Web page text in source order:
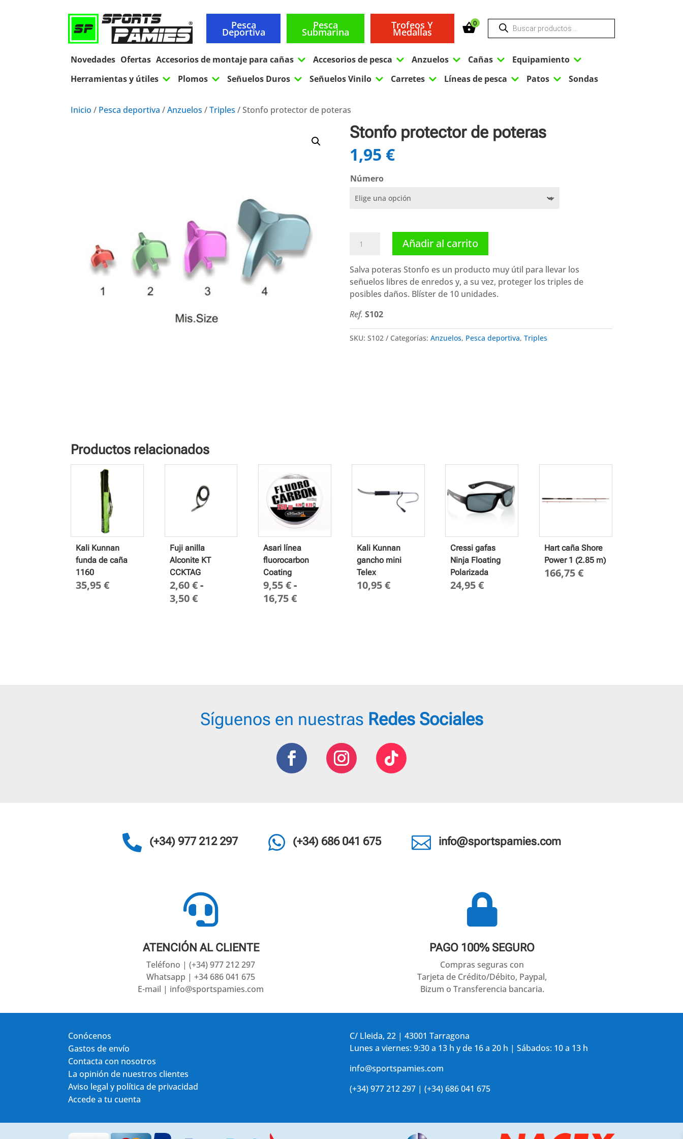
Pesca
Deportiva
Pesca
Submarina
Trofeos Y
Medallas
0 Búsqueda
productos
Novedades Ofertas Accesorios de montaje para cañas 3 Accesorios de pesca 3 Anzuelos 3 Cañas 3 Equipamiento 3
Herramientas y útiles 3 Plomos 3 Señuelos Duros 3 Señuelos Vinilo 3 Carretes 3 Líneas de pesca 3 Patos 3 Sondas
Inicio / Pesca deportiva /Anzuelos /Triples / Stonfo protector de poteras
Stonfo protector de poteras
1,95 €
Número
protector
poteras
cantidad
Añadir al carrito
Salva poteras Stonfo es un producto muy útil para llevar los
señuelos libres de enredos y, a su vez, proteger los triples de
posibles daños. Blíster de 10 unidades.
Ref. S102
SKU: S102 Categorías: Anzuelos, Pesca deportiva, Triples
Productos relacionados
Kali Kunnan
funda de caña
1160
35,95€
Fuji anilla
Alconite KT
CCKTAG
2,60€-
3,50€Rango
Asari línea
fluorocarbon
Coating
9,55€-
16,75€Rango
Kali Kunnan
gancho mini
Telex
10,95€
Cressi gafas
Ninja Floating
Polarizada
24,95€
Hart caña Shore
Power 1 (2.85 m)
166,75€
Síguenos en nuestras Redes Sociales
 (+34) 977 212 297  (+34) 686 041 675  info@sportspamies.com

ATENCIÓN AL CLIENTE
Teléfono | (+34) 977 212 297
Whatsapp | +34 686 041 675
E-mail | info@sportspamies.com

PAGO 100% SEGURO
Compras seguras con
Tarjeta de Crédito/Débito, Paypal,
Bizum o Transferencia bancaria.
Conócenos
Gastos de envío
Contacta con nosotros
La opinión de nuestros clientes
Aviso legal y política de privacidad
Accede a tu cuenta
C/ Lleida, 22 | 43001 Tarragona
Lunes a viernes: 9:30 a 13 h y de 16 a 20 h | Sábados: 10 a 13 h
info@sportspamies.com
(+34) 977 212 297 | (+34) 686 041 675